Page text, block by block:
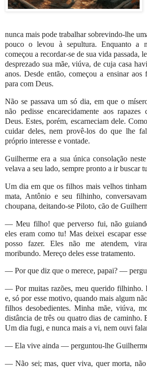
nunca mais pode trabalhar sobrevindo-lhe
pouco o levou à sepultura. Enquanto a
começou a recordar-se de sua vida passada,
desprezado sua mãe, viúva, de cuja casa
anos. Desde então, começou a ensinar aos
para com Deus.
Não se passava um só dia, em que o
não pedisse encarecidamente aos rapazes
Deus. Estes, porém, escarneciam dele.
cuidar deles, nem provê-los do que lhe
próprio interesse e vontade.
Guilherme era a sua única consolação
velava a seu lado, sempre pronto a ir buscar
Um dia em que os filhos mais velhos
mata, Antônio e seu filhinho,
choupana, deitando-se Piloto, cão de
—Meu filho! que perverso fui, não
eles eram como tu! Mas deixei escapar
posso fazer. Eles não me atendem,
moribundo. Mereço deles esse tratamento.
— Por que diz que o merece, papai? —
— Por muitas razões, meu querido filhinho.
e, só por esse motivo, quando mais algum
filhos desobedientes. Minha mãe, viúva,
distância de três ou quatro dias de caminho.
Um dia fugi, e nunca mais a vi, nem ouvi
— Ela vive ainda — perguntou-lhe
— Não sei; mas, quer viva, quer morta, não